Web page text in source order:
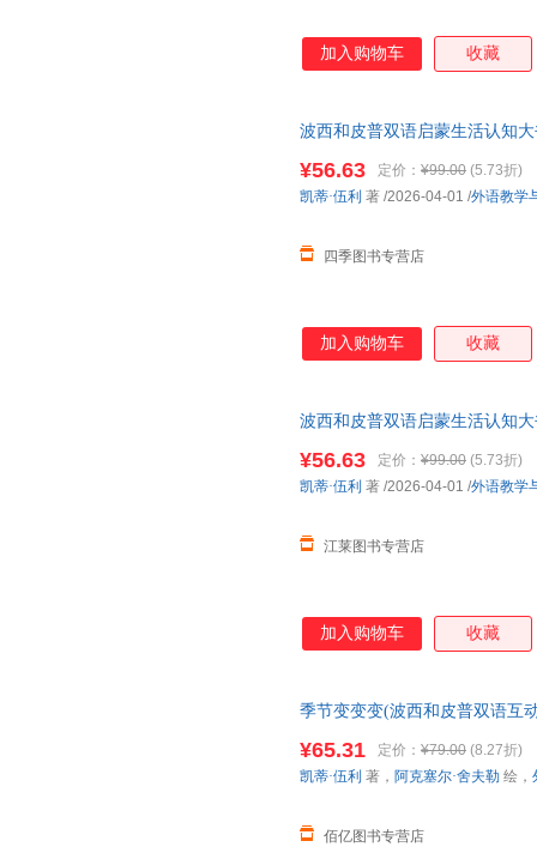
加入购物车 收藏
波西和皮普双语启蒙生活认知
¥56.63 定价： ¥99.00 (5.73折)
四季图书专营店
凯蒂·伍利 著 /2026-04-01 /外语教学
加入购物车 收藏
波西和皮普双语启蒙生活认知
有优惠
¥56.63 定价： ¥99.00 (5.73折)
江莱图书专营店
凯蒂·伍利 著 /2026-04-01 /外语教学
加入购物车 收藏
季节变变变(波西和皮普双语互
¥65.31 定价： ¥79.00 (8.27折)
佰亿图书专营店
凯蒂·伍利 著， 阿克塞尔·舍夫勒 绘，